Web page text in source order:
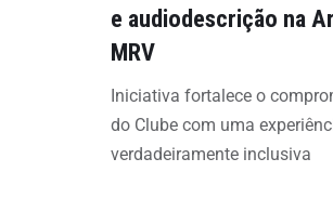
e audiodescrição na
MRV
Iniciativa fortalece o
do Clube com uma
verdadeiramente inclusiva